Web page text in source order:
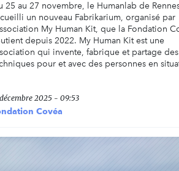
25 au 27 novembre, le Humanlab de
un nouveau Fabrikarium, organisé par
My Human Kit, que la Fondation
depuis 2022. My Human Kit est une
qui invente, fabrique et partage
pour et avec des personnes en
décembre 2025 - 09:53
Covéa